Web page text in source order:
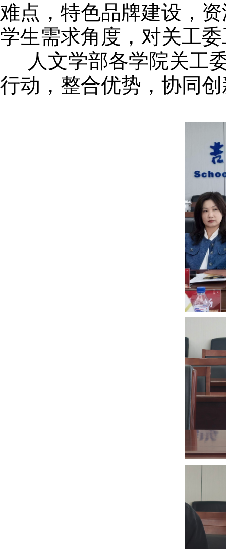
难点，特色品牌建设，
学生需求角度，对关工
人文学部各学院关工
行动，整合优势，协同